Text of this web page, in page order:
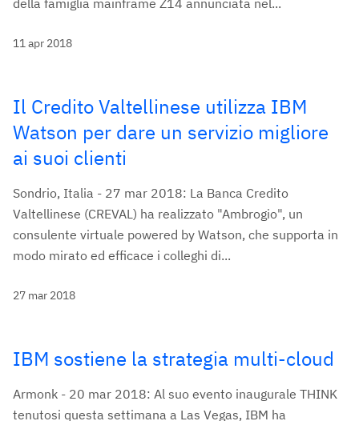
della famiglia mainframe Z14 annunciata nel...
11 apr 2018
Il Credito Valtellinese utilizza IBM
Watson per dare un servizio migliore
ai suoi clienti
Sondrio, Italia - 27 mar 2018: La Banca Credito
Valtellinese (CREVAL) ha realizzato "Ambrogio", un
consulente virtuale powered by Watson, che supporta in
modo mirato ed efficace i colleghi di...
27 mar 2018
IBM sostiene la strategia multi-cloud
Armonk - 20 mar 2018: Al suo evento inaugurale THINK
tenutosi questa settimana a Las Vegas, IBM ha